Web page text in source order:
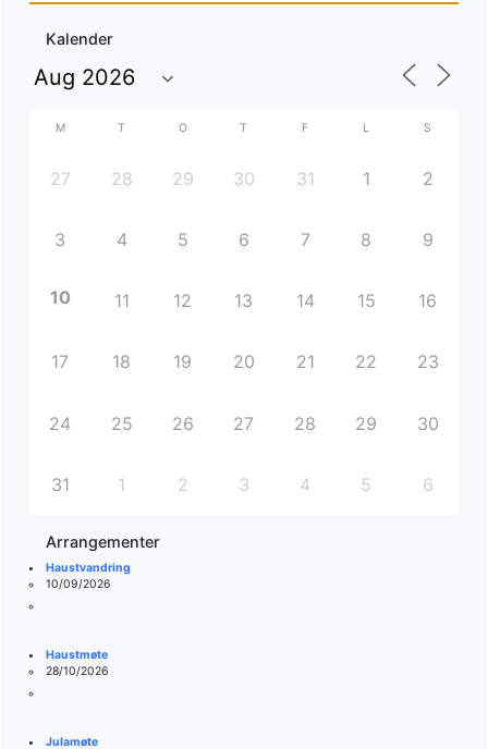
Kalender
M T O T F L S
27 28 29 30 31 1 2
3 4 5 6 7 8 9
10 11 12 13 14 15 16
17 18 19 20 21 22 23
24 25 26 27 28 29 30
31 1 2 3 4 5 6
Arrangementer
Haustvandring
10/09/2026
Haustmøte
28/10/2026
Julamøte